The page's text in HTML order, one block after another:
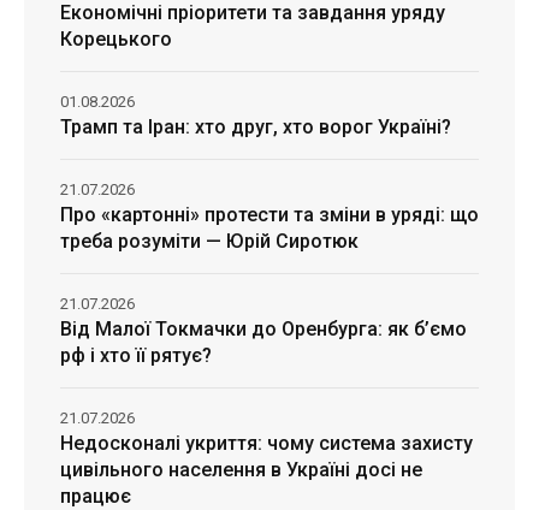
Економічні пріоритети та завдання уряду
Корецького
Трамп та Іран: хто друг, хто ворог Україні?
01.08.2026
Про «картонні» протести та зміни в уряді: що
треба розуміти — Юрій Сиротюк
21.07.2026
Від Малої Токмачки до Оренбурга: як б’ємо
рф і хто її рятує?
21.07.2026
Недосконалі укриття: чому система захисту
цивільного населення в Україні досі не
працює
21.07.2026